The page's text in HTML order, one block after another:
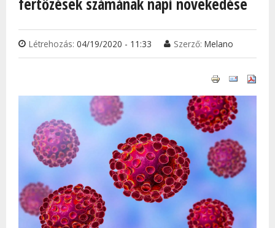
Létrehozás: 04/19/2020 - 11:33 Szerző: Melano